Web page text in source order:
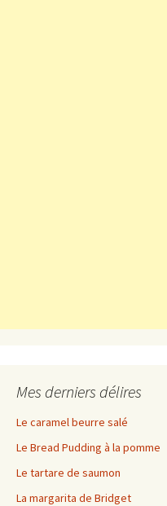
Mes derniers délires
Le caramel beurre salé
Le Bread Pudding à la pomme
Le tartare de saumon
La margarita de Bridget